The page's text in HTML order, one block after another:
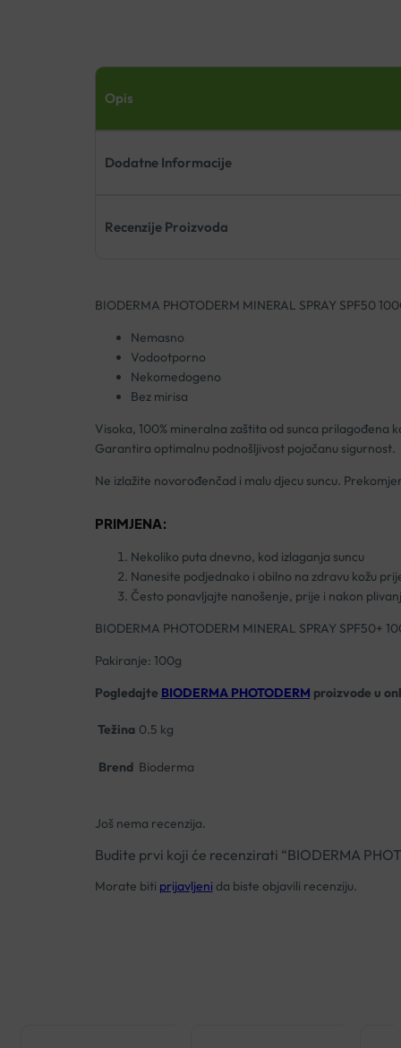
Opis
Dodatne Informacije
Recenzije Proizvoda
BIODERMA PHOTODERM MINERAL SPRAY SPF50
Nemasno
Vodootporno
Nekomedogeno
Bez mirisa
Visoka, 100% mineralna zaštita od sunca
Garantira optimalnu podnošljivost pojačanu sigurnost.
Ne izlažite novorođenčad i malu djecu suncu.
PRIMJENA:
Nekoliko puta dnevno, kod izlaganja suncu
Nanesite podjednako i obilno na zdravu kožu
Često ponavljajte nanošenje, prije i nakon
BIODERMA PHOTODERM MINERAL SPRAY SPF50+
Pakiranje: 100g
Pogledajte BIODERMA PHOTODERM proizvode u
Težina 0.5 kg
Brend Bioderma
Još nema recenzija.
Budite prvi koji će recenzirati “BIODERMA
Morate biti prijavljeni da biste objavili recenziju.